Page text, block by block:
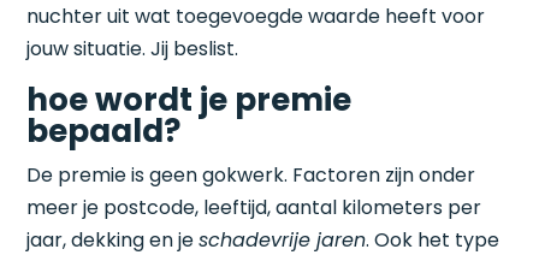
nuchter uit wat toegevoegde waarde heeft voor
jouw situatie. Jij beslist.
hoe wordt je premie
bepaald?
De premie is geen gokwerk. Factoren zijn onder
meer je postcode, leeftijd, aantal kilometers per
jaar, dekking en jeschadevrije jaren. Ook het type